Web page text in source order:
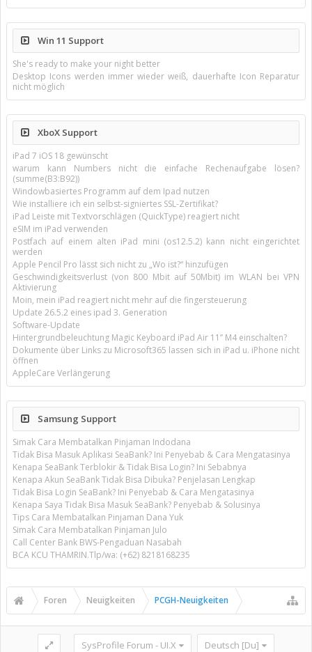
Win 11 Support
She's ready to make your night better
Desktop Icons werden immer wieder weiß, dauerhafte Icon Reparatur
nicht möglich
XboX Support
iPad 7 iOS 18 gewünscht
warum kann Numbers nicht die einfache Rechenaufgabe lösen?
(summe(B3:B92))
Windowbasiertes Programm auf dem Ipad nutzen
Wie installiere ich ein selbst-signiertes SSL-Zertifikat?
iPad Leiste mit Textvorschlägen (QuickType) reagiert nicht
eSIM im iPad verwenden
Postfach auf einem alten iPad mini (os12.5.2) kann nicht eingerichtet
werden
Apple Pencil Pro lässt sich nicht zu „Wo ist?“ hinzufügen
Geschwindigkeitsverlust (von 800 Mbit auf 50Mbit) im WLAN bei VPN
Aktivierung
Moin, mein iPad reagiert nicht mehr auf die fingersteuerung
Update 26.5.2 eines ipad 3. Generation
Software-Update
Hintergrundbeleuchtung Magic Keyboard iPad Air 11’’ M4 einschalten?
Dokumente über Links zu Microsoft365 lassen sich in iPad u. iPhone nicht
öffnen
AppleCare Verlängerung
Samsung Support
Simak Cara Membatalkan Pinjaman Indodana
Tidak Bisa Masuk Aplikasi SeaBank? Ini Penyebab & Cara Mengatasinya
Kenapa SeaBank Terblokir & Tidak Bisa Login? Ini Sebabnya
Kenapa Akun SeaBank Tidak Bisa Dibuka? Penjelasan Lengkap
Tidak Bisa Login SeaBank? Ini Penyebab & Cara Mengatasinya
Kenapa Saya Tidak Bisa Masuk SeaBank? Penyebab & Solusinya
Tips Cara Membatalkan Pinjaman Dana Yuk
Simak Cara Membatalkan Pinjaman Julo
Call Center Bank BWS-Pengaduan Nasabah
BCA KCU THAMRIN.Tlp/wa: (+62) 8218168235
Foren Neuigkeiten PCGH-Neuigkeiten
SysProfile Forum - UI.X Deutsch [Du]